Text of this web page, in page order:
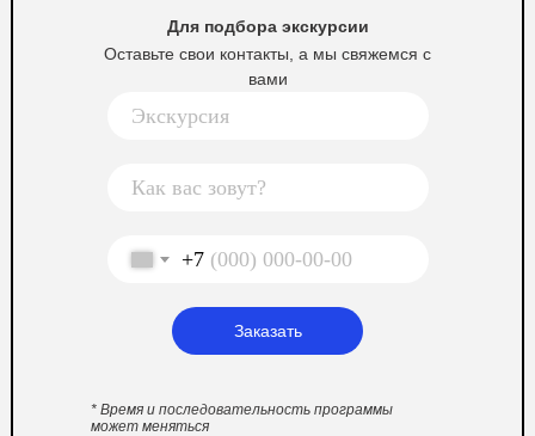
* Время и последовательность программы
может меняться
+7
Заказать
Оставьте свои контакты, а мы свяжемся с
вами
Для подбора экскурсии